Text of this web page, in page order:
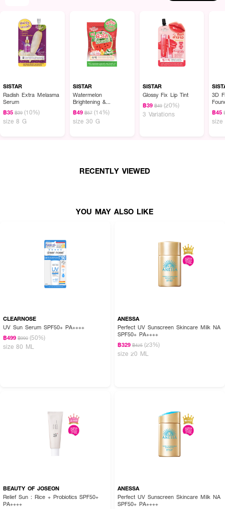
ผลลัพธ์ที่ได้ :
SISTAR Deep Moisture UV Protect Airy Sunscreen SPF50+PA++++
ครีม
· กันแดด SPF50+ PA++++ ป้องกันรังสี UVA, UVB, Blue Light และมลภาวะ
*เพื่อการป้องกันแสงแดดอย่างมีประสิทธิภาพและต่อเนื่อง ให้ทาก่อนออกแดด 15-
20 นาที ควรทาซ้ำทุก 2 ชั่วโมง
SISTAR
Radish Extra Melasma
Serum
฿35 ฿39 (10%)
size 8 G
SISTAR
Watermelon
Brightening &
Refreshing Soap
30g*2pcs.
฿49 ฿57 (14%)
size 30 G
SISTAR
Glossy Fix Lip Tint
฿39 ฿49 (20%)
3 Variations
3D Filler Hya C Serum
฿45
size
RECENTLY VIEWED
YOU MAY ALSO LIKE
CLEARNOSE
UV Sun Serum SPF50+ PA++++
฿499 ฿990 (50%)
size 80 ML
ANESSA
Perfect UV Sunscreen Skincare Milk NA
SPF50+ PA++++
฿329 ฿425 (23%)
size 20 ML
BEAUTY OF JOSEON
Relief Sun : Rice + Probiotics SPF50+
PA++++
ANESSA
Perfect UV Sunscreen Skincare Milk NA
SPF50+ PA++++